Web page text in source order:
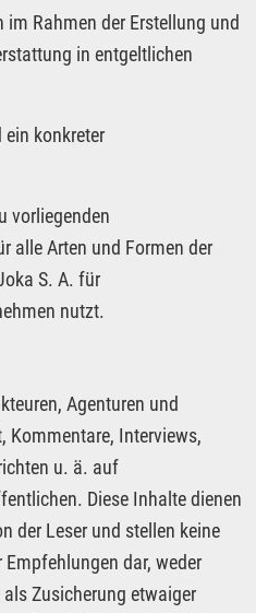
Rahmen der Erstellung und
in entgeltlichen
ein konkreter
vorliegenden
alle Arten und Formen der
S. A. für
nutzt.
Agenturen und
Kommentare, Interviews,
u. ä. auf
Diese Inhalte dienen
der Leser und stellen keine
dar, weder
Zusicherung etwaiger